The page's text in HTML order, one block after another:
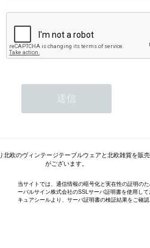
欧のヴィンテージテーブルウェアと北欧雑貨を販
がございます。
当サイトでは、通信情報の暗号化と実在性の証明の
ーバルサイン株式会社のSSLサーバ証明書を使用し
キュアシールより、サーバ証明書の検証結果をご確認